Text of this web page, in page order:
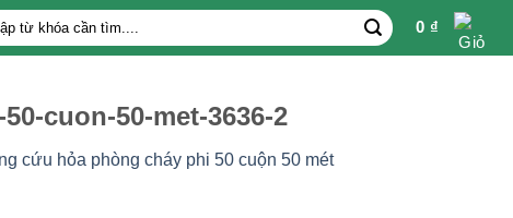
0 ₫
cuon-50-met-3636-2
cứu hỏa phòng cháy phi 50 cuộn 50 mét